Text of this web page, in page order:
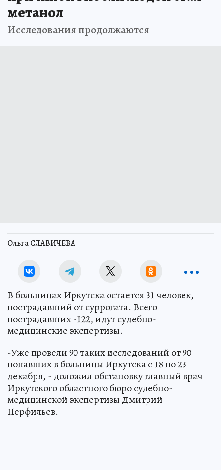
метанол
Исследования продолжаются
Ольга СЛАВИЧЕВА
В больницах Иркутска остается 31 человек,
пострадавший от суррогата. Всего
пострадавших -122, идут судебно-
медицинские экспертизы.
-Уже провели 90 таких исследований от 90
попавших в больницы Иркутска с 18 по 23
декабря, - доложил обстановку главный врач
Иркутского областного бюро судебно-
медицинской экспертизы Дмитрий
Перфильев.